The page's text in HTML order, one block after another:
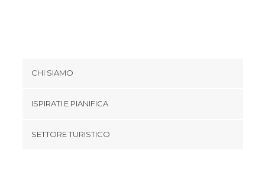
CHI SIAMO
Termini e Condizioni
ISPIRATI E PIANIFICA
SETTORE TURISTICO